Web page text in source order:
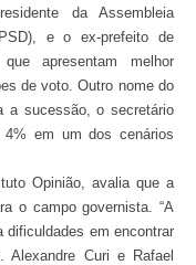
da Assembleia
e o ex-prefeito de
apresentam melhor
de voto. Outro nome do
a sucessão, o secretário
em um dos cenários
Opinião, avalia que a
o campo governista. “A
dificuldades em encontrar
Alexandre Curi e Rafael